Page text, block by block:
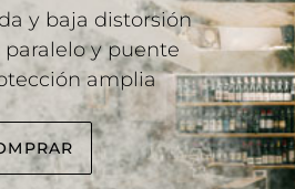
y baja distorsión
paralelo y puente
amplia